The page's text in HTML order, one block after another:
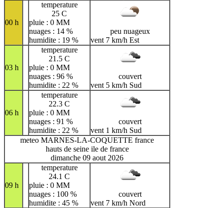
00 h
temperature
25 C
pluie : 0 MM
nuages : 14 %
humidite : 19 %
peu nuageux
vent 7 km/h Est
03 h
temperature
21.5 C
pluie : 0 MM
nuages : 96 %
humidite : 22 %
couvert
vent 5 km/h Sud
06 h
temperature
22.3 C
pluie : 0 MM
nuages : 91 %
humidite : 22 %
couvert
vent 1 km/h Sud
meteo MARNES-LA-COQUETTE france
hauts de seine ile de france
dimanche 09 aout 2026
09 h
temperature
24.1 C
pluie : 0 MM
nuages : 100 %
humidite : 45 %
couvert
vent 7 km/h Nord